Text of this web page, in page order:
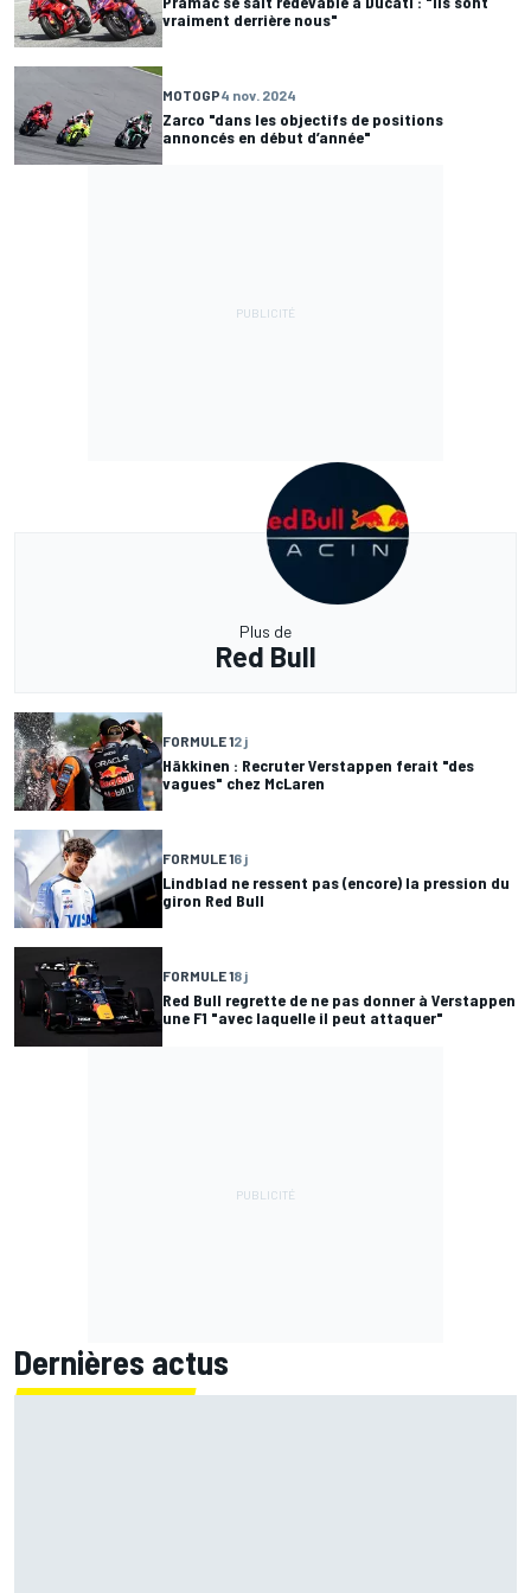
vraiment derrière nous"
MOTOGP4 nov. 2024
Zarco "dans les objectifs de positions
annoncés en début d’année"
Plus de
Red Bull
FORMULE 12 j
Häkkinen : Recruter Verstappen ferait "des
vagues" chez McLaren
FORMULE 16 j
Lindblad ne ressent pas (encore) la pression du
giron Red Bull
FORMULE 18 j
Red Bull regrette de ne pas donner à Verstappen
une F1 "avec laquelle il peut attaquer"
Dernières actus